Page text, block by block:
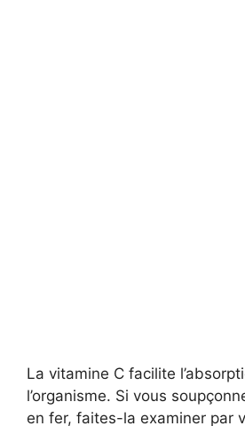
La vitamine C facilite
l’organisme. Si vous
en fer, faites-la examiner par